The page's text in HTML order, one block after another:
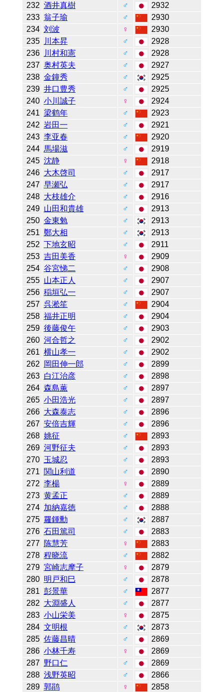
232 酒井真樹 ♂
2932
233 翁子瑜 ♂
2930
234 刘波 ♀
2930
235
川本昇 ♂
2928
236
川村和憲 ♂
2928
237 奥村英夫 ♂
2927
238 金鐘秀 ♂
2925
239 井口豊秀 ♂
2925
240 小川誠子 ♀
2924
241 梁鹤年 ♂
2923
242 岩田一 ♂
2921
243 李亚春 ♂
2920
244 馬場滋 ♂
2919
245 沈静 ♀
2918
246 大木啓司 ♂
2917
247 早瀬弘 ♂
2917
248 大枝雄介 ♂
2916
249 山田和貴雄 ♂
2913
250 金東勉 ♂
2913
251 鄭大相 ♂
2913
252 下地玄昭 ♂
2911
253 吉田美香 ♀
2909
254 谷宮悌二 ♂
2908
255 山本正人 ♂
2907
256 稲垣弘一 ♂
2907
257 呉淞笙 ♂
2904
258 福井正明 ♂
2904
259 後藤俊午 ♂
2903
260 河合哲之 ♂
2902
261 横山孝一 ♂
2902
262
岡田伸一郎 ♂
2899
263 白江治彦 ♂
2898
264 森島薫 ♂
2897
265 小田浩光 ♂
2897
266 大森泰志 ♂
2896
267 安倍吉輝 ♂
2896
268 姚征 ♂
2893
269 河野征夫 ♂
2893
270 玉城忍 ♂
2893
271 関山利道 ♂
2890
272 李楊 ♀
2889
273 黄孟正 ♂
2889
274 加納嘉徳 ♂
2888
275 羅鍾勳 ♂
2887
276 石田篤司 ♂
2883
277
陈慧芳 ♀
2883
278 程晓流 ♂
2882
279 宮崎志摩子 ♀
2879
280 明戸和巳 ♂
2878
281 彭景華 ♂
2877
282 大淵盛人 ♂
2877
283 小山栄美 ♀
2875
284 文明根 ♂
2873
285 佐藤昌晴 ♂
2869
286 小林千寿 ♀
2869
287 野口仁 ♂
2869
288 浅野英昭 ♂
2866
289 郭鹃 ♀
2858